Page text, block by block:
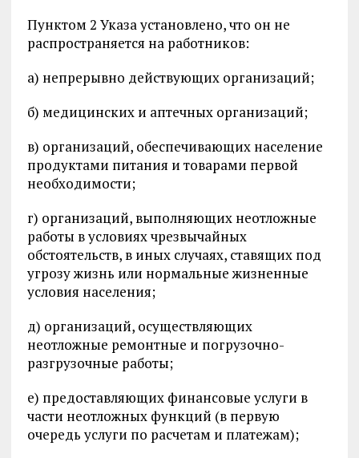
Пунктом 2 Указа установлено, что он не
распространяется на работников:
а) непрерывно действующих организаций;
б) медицинских и аптечных организаций;
в) организаций, обеспечивающих население
продуктами питания и товарами первой
необходимости;
г) организаций, выполняющих неотложные
работы в условиях чрезвычайных
обстоятельств, в иных случаях, ставящих под
угрозу жизнь или нормальные жизненные
условия населения;
д) организаций, осуществляющих
неотложные ремонтные и погрузочно-
разгрузочные работы;
е) предоставляющих финансовые услуги в
части неотложных функций (в первую
очередь услуги по расчетам и платежам);